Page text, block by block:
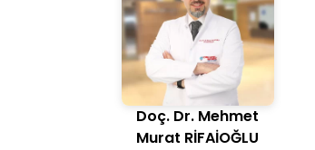
Doç. Dr. Mehmet
Murat RİFAİOĞLU